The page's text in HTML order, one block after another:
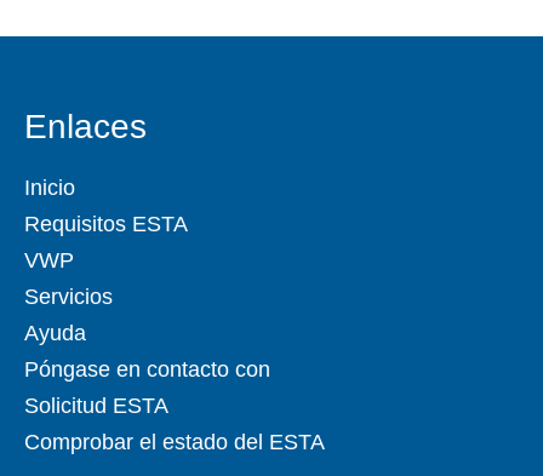
Enlaces
Inicio
Requisitos ESTA
VWP
Servicios
Ayuda
Póngase en contacto con
Solicitud ESTA
Comprobar el estado del ESTA